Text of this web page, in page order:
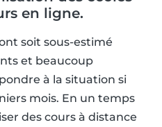
en ligne.
soit sous-estimé
et beaucoup
à la situation si
mois. En un temps
des cours à distance